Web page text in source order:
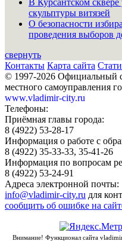
В Курсантском
скульптуры витязей
О безопасности
проведения выборов
свернуть
Контакты Карта сайта
© 1997-2026 Официальный
местного самоуправления
www.vladimir-city.ru
Телефоны:
Приёмная главы города:
8 (4922) 53-28-17
Информация о работе с
8 (4922) 35-33-33, 35-41-26
Информация по вопросам
8 (4922) 53-24-91
Адреса электронной почты:
info@vladimir-city.ru для
сообщить об ошибке на
Внимание! Функционал сайта